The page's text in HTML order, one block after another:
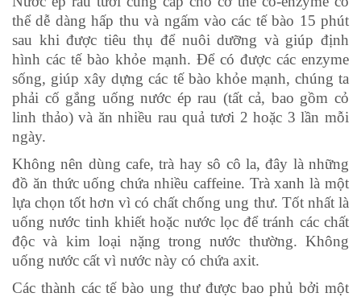
thể dễ dàng hấp thu và ngấm vào các tế bào 15 phút
sau khi được tiêu thụ để nuôi dưỡng và giúp định
hình các tế bào khỏe mạnh. Để có được các enzyme
sống, giúp xây dựng các tế bào khỏe mạnh, chúng ta
phải cố gắng uống nước ép rau (tất cả, bao gồm cỏ
linh thảo) và ăn nhiều rau quả tươi 2 hoặc 3 lần mỗi
ngày.
Không nên dùng cafe, trà hay sô cô la, đây là những
đồ ăn thức uống chứa nhiều caffeine. Trà xanh là một
lựa chọn tốt hơn vì có chất chống ung thư. Tốt nhất là
uống nước tinh khiết hoặc nước lọc để tránh các chất
độc và kim loại nặng trong nước thường. Không
uống nước cất vì nước này có chứa axit.
Các thành các tế bào ung thư được bao phủ bởi một